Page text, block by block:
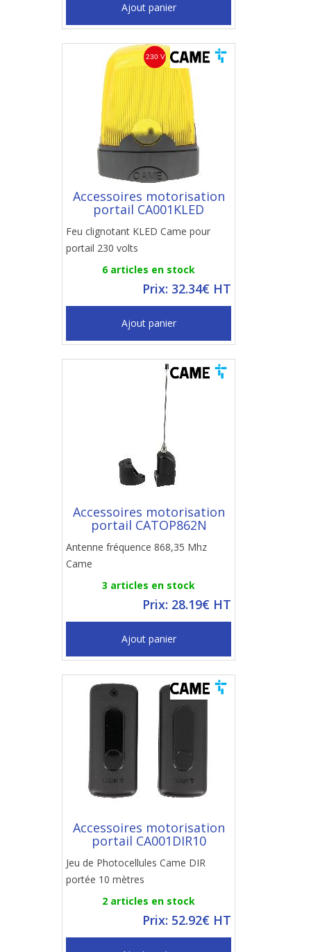
Ajout panier
Accessoires motorisation
portail CA001KLED
Feu clignotant KLED Came pour
portail 230 volts
6 articles en stock
Prix: 32.34€ HT
Ajout panier
Accessoires motorisation
portail CATOP862N
Antenne fréquence 868,35 Mhz
Came
3 articles en stock
Prix: 28.19€ HT
Ajout panier
Accessoires motorisation
portail CA001DIR10
Jeu de Photocellules Came DIR
portée 10 mètres
2 articles en stock
Prix: 52.92€ HT